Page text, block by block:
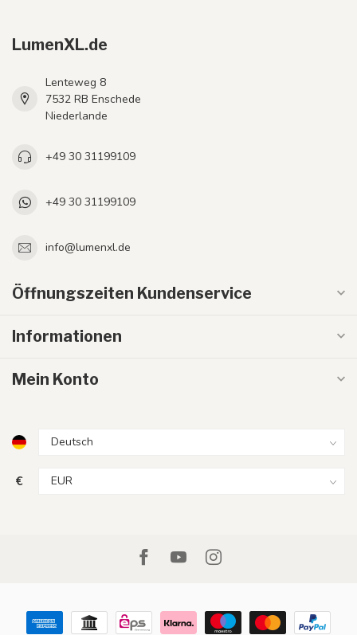
LumenXL.de
Lenteweg 8
7532 RB Enschede
Niederlande
+49 30 31199109
+49 30 31199109
info@lumenxl.de
Öffnungszeiten Kundenservice
Informationen
Mein Konto
€